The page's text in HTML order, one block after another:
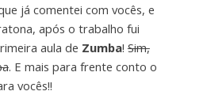
já comentei com vocês, e
após o trabalho fui
aula de Zumba! Sim,
. E mais para frente conto o
vocês!!